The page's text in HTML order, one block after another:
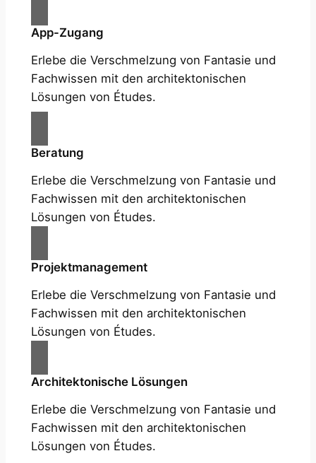
App-Zugang
Erlebe die Verschmelzung von Fantasie und
Fachwissen mit den architektonischen
Lösungen von Études.
Beratung
Erlebe die Verschmelzung von Fantasie und
Fachwissen mit den architektonischen
Lösungen von Études.
Projektmanagement
Erlebe die Verschmelzung von Fantasie und
Fachwissen mit den architektonischen
Lösungen von Études.
Architektonische Lösungen
Erlebe die Verschmelzung von Fantasie und
Fachwissen mit den architektonischen
Lösungen von Études.